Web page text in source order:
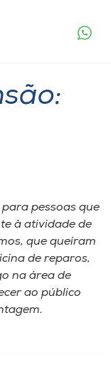
pessoas que
à atividade de
que queiram
de reparos,
na área de
ao público